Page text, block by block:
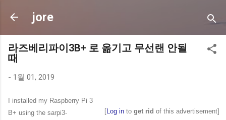
jore
라즈베리파이3B+ 로 옮기고 무선랜 안될
때
- 1월 01, 2019
[Log in to get rid of this advertisement]
I installed my Raspberry Pi 3
B+ using the sarpi3-